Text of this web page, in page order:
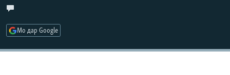
Мо дар Google